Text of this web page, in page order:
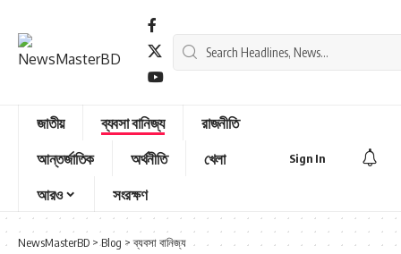
জাতীয় ব্যবসা বানিজ্য
রাজনীতি
আন্তর্জাতিক
অর্থনীতি
খেলা
আরও
সংরক্ষণ
Sign In
NewsMasterBD >Blog >ব্যবসা বানিজ্য